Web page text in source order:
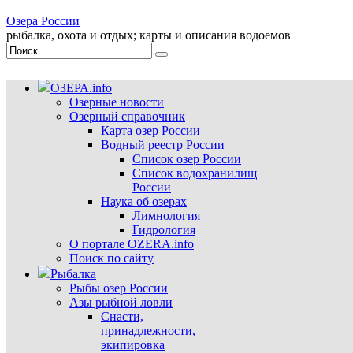
Озера России
рыбалка, охота и отдых; карты и описания водоемов
ОЗЕРА.info
Озерные новости
Озерный справочник
Карта озер России
Водный реестр России
Список озер России
Список водохранилищ
России
Наука об озерах
Лимнология
Гидрология
О портале OZERA.info
Поиск по сайту
Рыбалка
Рыбы озер России
Азы рыбной ловли
Снасти,
принадлежности,
экипировка